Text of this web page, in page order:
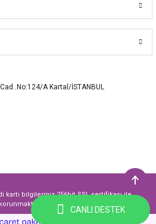
CANLI DESTEK
A Kartal/İSTANBUL
kartı bilgileriniz 256bit SSL sertifikası ile
korunmaktadır.